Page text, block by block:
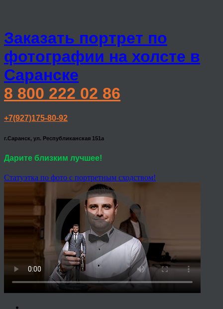
Заказать портрет по
фотографии на холсте в
Саранске
8 800 222 02 86
+7(927)175-80-92
г.Саранск, ул. Республиканская 151а
Дарите близким лучшее!
Статуэтка по фото с портретным сходством!